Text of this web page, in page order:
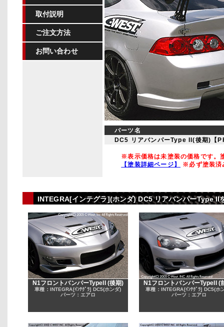
取付説明
ご注文方法
お問い合わせ
パーツ名
DC5 リアバンパーType II(後期)【
※表示価格は未塗装の価格です。
【塗装詳細ページ】
※必ず塗装済
INTEGRA[インテグラ](ホンダ) DC5 リアバンパーType II
N1フロントバンパーTypeII (後期)
車種：INTEGRA[ｲﾝﾃｸﾞﾗ] DC5(ホンダ)
パーツ：エアロ
N1フロントバンパーTypeII (
車種：INTEGRA[ｲﾝﾃｸﾞﾗ] DC5(ホ
パーツ：エアロ